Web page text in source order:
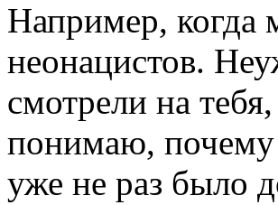
Например,
неонацистов.
смотрели на
понимаю, почему
уже не раз было